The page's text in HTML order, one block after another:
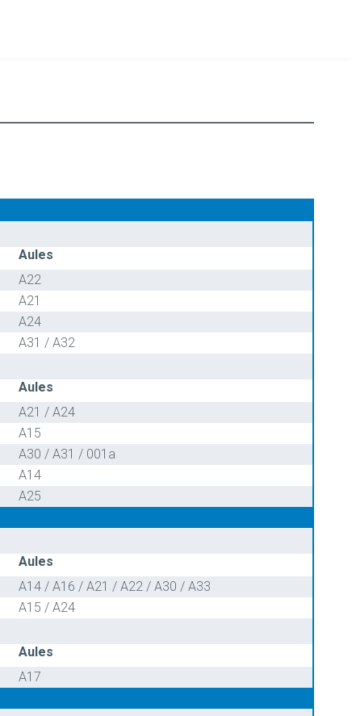
Aules
A22
A21
A24
A31 / A32
Aules
A21 / A24
A15
A30 / A31 / 001a
A14
A25
Aules
A14 / A16 / A21 / A22 / A30 / A33
A15 / A24
Aules
A17